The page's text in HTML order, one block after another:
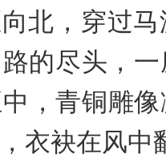
北，穿过
的尽头，
中，青铜雕
衣袂在风中